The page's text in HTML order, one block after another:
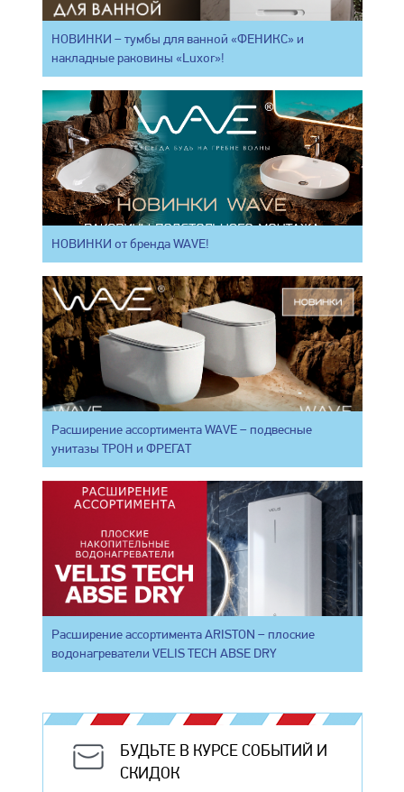
НОВИНКИ – тумбы для ванной «ФЕНИКС» и
накладные раковины «Luxor»!
НОВИНКИ от бренда WAVE!
Расширение ассортимента WAVE – подвесные
унитазы ТРОН и ФРЕГАТ
Расширение ассортимента ARISTON – плоские
водонагреватели VELIS TECH ABSE DRY
БУДЬТЕ В КУРСЕ СОБЫТИЙ И
СКИДОК